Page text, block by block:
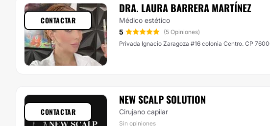
DRA. LAURA BARRERA MARTÍNEZ
Médico estético
5
(5 Opiniones)
Privada Ignacio Zaragoza #16 colonia Centro. CP
CONTACTAR
NEW SCALP SOLUTION
Cirujano capilar
Sin opiniones
CONTACTAR